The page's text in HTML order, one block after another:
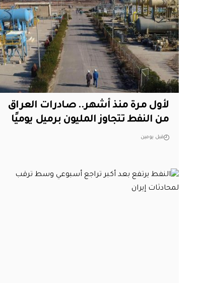
لأول مرة منذ أشهر.. صادرات العراق
من النفط تتجاوز المليون برميل يوميًا
قبل يومين